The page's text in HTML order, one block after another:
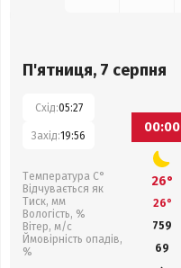
П'ятниця, 7 серпня
Схід:05:27
Захід:19:56
Температура С°
Відчувається як
Тиск, мм
Вологість, %
Вітер, м/с
Ймовірність опадів,
%
00:00
26°
26°
759
69